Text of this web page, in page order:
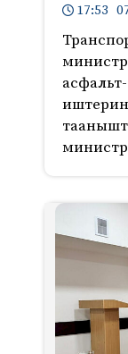
17:53